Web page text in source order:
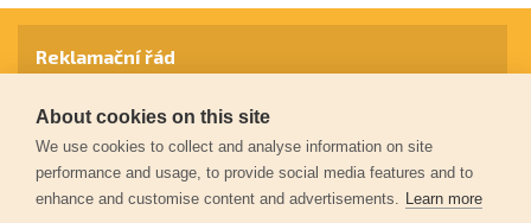
Reklamační řád
Záruční podmínky
Ochrana osobních údajů
About cookies on this site
We use cookies to collect and analyse information on site
performance and usage, to provide social media features and to
enhance and customise content and advertisements. Learn more